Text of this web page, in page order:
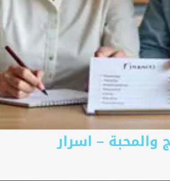
والمحبة – اسرار